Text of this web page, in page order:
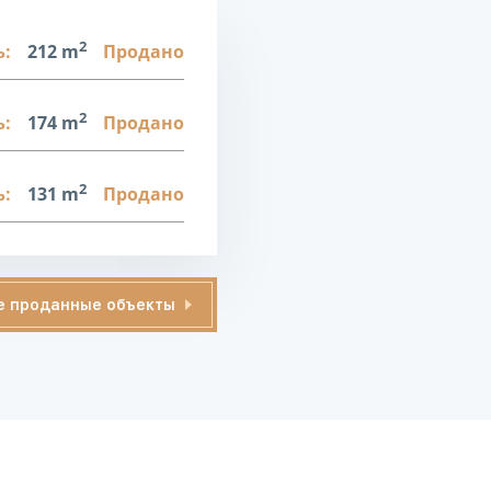
212 m2 Продано
174 m2 Продано
131 m2 Продано
проданные объекты